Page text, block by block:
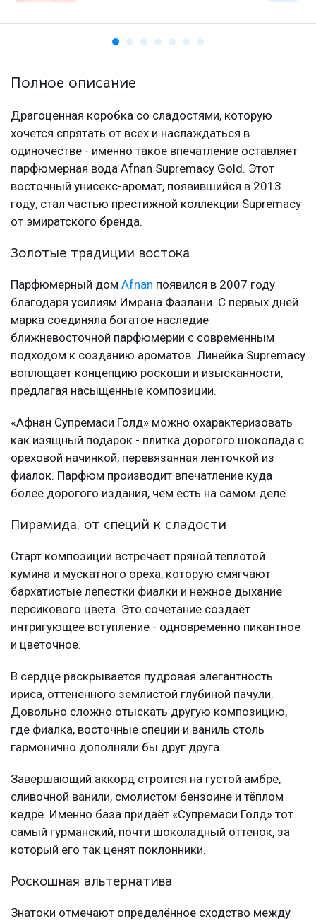
Полное описание
Драгоценная коробка со сладостями, которую
хочется спрятать от всех и наслаждаться в
одиночестве - именно такое впечатление оставляет
парфюмерная вода Afnan Supremacy Gold. Этот
восточный унисекс-аромат, появившийся в 2013
году, стал частью престижной коллекции Supremacy
от эмиратского бренда.
Золотые традиции востока
Парфюмерный дом Afnan появился в 2007 году
благодаря усилиям Имрана Фазлани. С первых дней
марка соединяла богатое наследие
ближневосточной парфюмерии с современным
подходом к созданию ароматов. Линейка Supremacy
воплощает концепцию роскоши и изысканности,
предлагая насыщенные композиции.
«Афнан Супремаси Голд» можно охарактеризовать
как изящный подарок - плитка дорогого шоколада с
ореховой начинкой, перевязанная ленточкой из
фиалок. Парфюм производит впечатление куда
более дорогого издания, чем есть на самом деле.
Пирамида: от специй к сладости
Старт композиции встречает пряной теплотой
кумина и мускатного ореха, которую смягчают
бархатистые лепестки фиалки и нежное дыхание
персикового цвета. Это сочетание создаёт
интригующее вступление - одновременно пикантное
и цветочное.
В сердце раскрывается пудровая элегантность
ириса, оттенённого землистой глубиной пачули.
Довольно сложно отыскать другую композицию,
где фиалка, восточные специи и ваниль столь
гармонично дополняли бы друг друга.
Завершающий аккорд строится на густой амбре,
сливочной ванили, смолистом бензоине и тёплом
кедре. Именно база придаёт «Супремаси Голд» тот
самый гурманский, почти шоколадный оттенок, за
который его так ценят поклонники.
Роскошная альтернатива
Знатоки отмечают определённое сходство между